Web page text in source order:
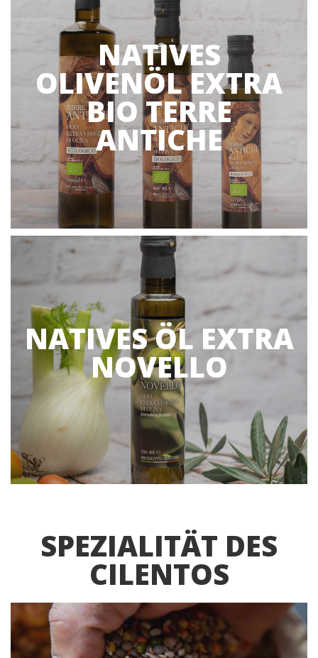
NATIVES
OLIVENÖL EXTRA
BIO TERRE
ANTICHE
NATIVES ÖL EXTRA
NOVELLO
SPEZIALITÄT DES
CILENTOS